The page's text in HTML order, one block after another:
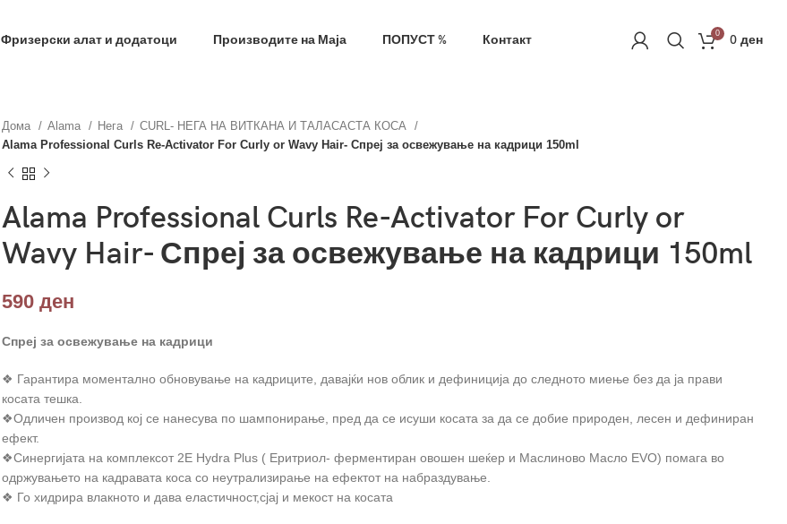
Фризерски алат и додатоци Производите на Маја ПОПУСТ % Контакт 0 0 ден
Дома Alama Нега
CURL- НЕГА НА ВИТКАНА И ТАЛАСАСТА КОСА
Alama Professional Curls Re-Activator For Curly or Wavy Hair- Спреј за освежување на кадрици 150ml
Alama Professional Curls Re-Activator For Curly or
Wavy Hair- Спреј за освежување на кадрици 150ml
590 ден
Спреј за освежување на кадрици
❖ Гарантира моментално обновување на кадриците, давајќи нов облик и дефиниција до следното миење без да ја прави
косата тешка.
❖Одличен произвoд кој се нанесува по шампонирање, пред да се исуши косата за да се добие природен, лесен и дефиниран
ефект.
❖Синергијата на комплексот 2E Hydra Plus ( Еритриол- ферментиран овошен шеќер и Маслиново Масло EVO) помага во
одржувањето на кадравата коса со неутрализирање на ефектот на набраздување.
❖ Го хидрира влакното и дава еластичност,сјај и мекост на косата